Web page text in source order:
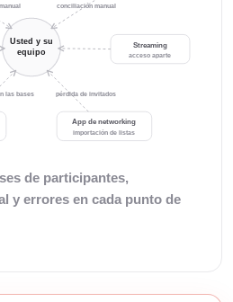
Usted y su
equipo
Streaming
acceso aparte
App de networking
importación de listas
conciliación manual
las bases pérdida de invitados
de participantes,
y errores en cada punto de